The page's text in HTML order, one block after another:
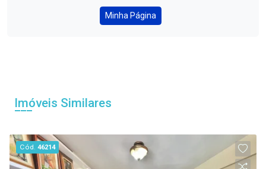
Minha Página
Imóveis Similares
Cód.46214